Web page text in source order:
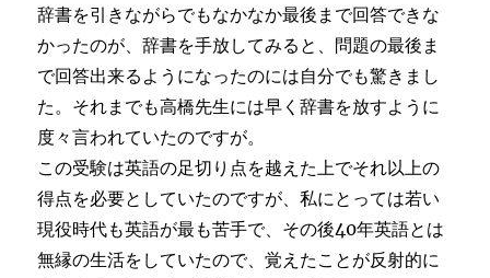
辞書を引きながらでもなかなか最後まで回答できな
かったのが、辞書を手放してみると、問題の最後ま
で回答出来るようになったのには自分でも驚きまし
た。それまでも高橋先生には早く辞書を放すように
度々言われていたのですが。
この受験は英語の足切り点を越えた上でそれ以上の
得点を必要としていたのですが、私にとっては若い
現役時代も英語が最も苦手で、その後40年英語とは
無縁の生活をしていたので、覚えたことが反射的に